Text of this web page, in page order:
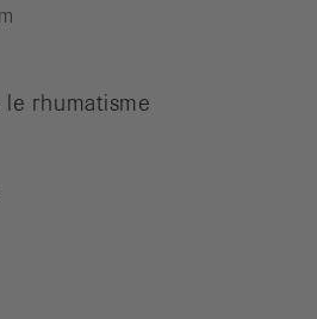
rhumatisme